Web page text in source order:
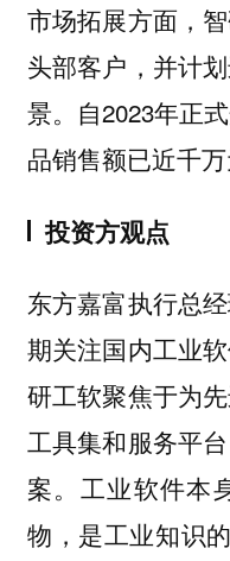
市场拓展方面，
头部客户，并计
景。自2023年正
品销售额已近千万
投资方观点
东方嘉富执行总
期关注国内工业
研工软聚焦于为
工具集和服务平
案。工业软件本
物，是工业知识